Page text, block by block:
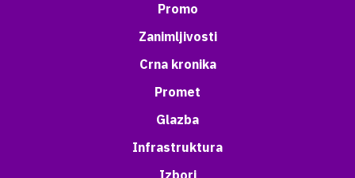
Promo
Zanimljivosti
Crna kronika
Promet
Glazba
Infrastruktura
Izbori